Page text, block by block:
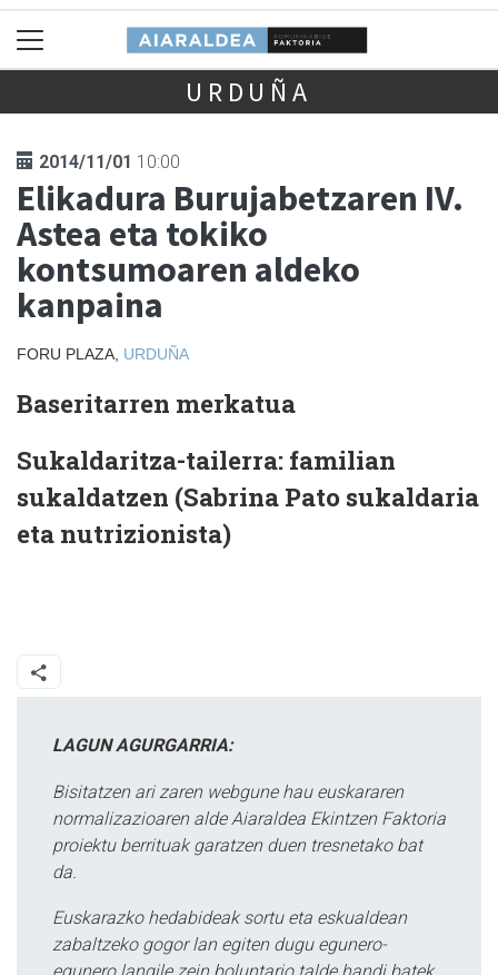
URDUÑA
2014/11/01 10:00
Elikadura Burujabetzaren IV.
Astea eta tokiko
kontsumoaren aldeko
kanpaina
FORU PLAZA, URDUÑA
Baseritarren merkatua
Sukaldaritza-tailerra: familian
sukaldatzen (Sabrina Pato sukaldaria
eta nutrizionista)
LAGUN AGURGARRIA:
Bisitatzen ari zaren webgune hau euskararen
normalizazioaren alde Aiaraldea Ekintzen Faktoria
proiektu berrituak garatzen duen tresnetako bat
da.
Euskarazko hedabideak sortu eta eskualdean
zabaltzeko gogor lan egiten dugu egunero-